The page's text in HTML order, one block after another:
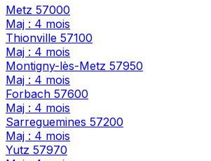
Metz 57000
Maj : 4 mois
Thionville 57100
Maj : 4 mois
Montigny-lès-Metz 57950
Maj : 4 mois
Forbach 57600
Maj : 4 mois
Sarreguemines 57200
Maj : 4 mois
Yutz 57970